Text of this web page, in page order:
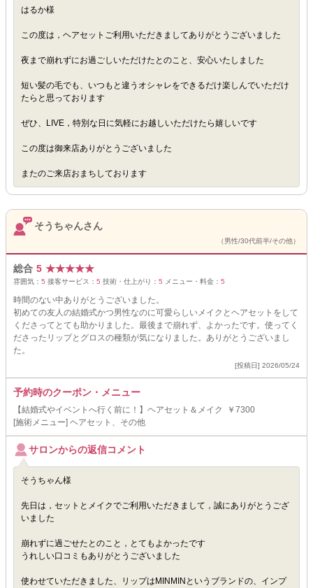
はるか様
この度は，ヘアセットご利用いただきましてありがとうございました
夜まで崩れずにお過ごしいただけたとのこと、安心いたしました
短い髪の毛でも、いつもと違うオシャレをできるだけ楽しんでいただけ
たらと思っております
ぜひ、LIVE，特別な日に気軽にお越しいただけたら嬉しいです
この度は御来店ありがとうございました
またのご来店おまちしております
そうちゃんさん
（男性/30代前半/その他）
総合 5 ★★★★★
雰囲気： 5 接客サービス： 5 技術・仕上がり： 5 メニュー・料金： 5
時間のない中ありがとうございました。
初めての友人の結婚式かつ男性なのに可愛らしいメイクとヘアセットをして
くださってとても助かりました。最後まで崩れず、よかったです。使ってく
ださったリップとグロスの種類が気になりました。ありがとうございまし
た。
[投稿日] 2026/05/24
予約時のクーポン・メニュー
【結婚式やイベントへ行く前に！】ヘアセット＆メイク ￥7300
[施術メニュー] ヘアセット、その他
サロンからの返信コメント
そうちゃん様
先日は，セットとメイクでご利用いただきまして，誠にありがとうござ
いました
崩れずに過ごせたとのこと，とてもよかったです
うれしい口コミもありがとうございました
使わせていただきました、リップはMINMINというブランドの、インプ